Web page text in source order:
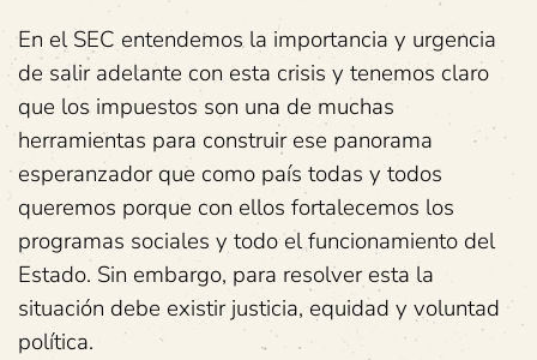
En el SEC entendemos la importancia y urgencia
de salir adelante con esta crisis y tenemos claro
que los impuestos son una de muchas
herramientas para construir ese panorama
esperanzador que como país todas y todos
queremos porque con ellos fortalecemos los
programas sociales y todo el funcionamiento del
Estado. Sin embargo, para resolver esta la
situación debe existir justicia, equidad y voluntad
política.